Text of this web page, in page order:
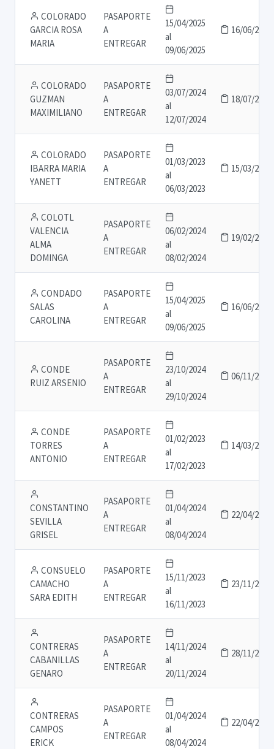
COLORADO
GARCIA ROSA
MARIA
PASAPORTE
A
ENTREGAR
15/04/2025
al
09/06/2025
16/06/2025
COLORADO
GUZMAN
MAXIMILIANO
PASAPORTE
A
ENTREGAR
03/07/2024
al
12/07/2024
18/07/2024
COLORADO
IBARRA MARIA
YANETT
PASAPORTE
A
ENTREGAR
01/03/2023
al
06/03/2023
15/03/2023
COLOTL
VALENCIA
ALMA
DOMINGA
PASAPORTE
A
ENTREGAR
06/02/2024
al
08/02/2024
19/02/2024
CONDADO
SALAS
CAROLINA
PASAPORTE
A
ENTREGAR
15/04/2025
al
09/06/2025
16/06/2025
CONDE
RUIZ ARSENIO
PASAPORTE
A
ENTREGAR
23/10/2024
al
29/10/2024
06/11/2024
CONDE
TORRES
ANTONIO
PASAPORTE
A
ENTREGAR
01/02/2023
al
17/02/2023
14/03/2023
CONSTANTINO
SEVILLA
GRISEL
PASAPORTE
A
ENTREGAR
01/04/2024
al
08/04/2024
22/04/2024
CONSUELO
CAMACHO
SARA EDITH
PASAPORTE
A
ENTREGAR
15/11/2023
al
16/11/2023
23/11/2023
CONTRERAS
CABANILLAS
GENARO
PASAPORTE
A
ENTREGAR
14/11/2024
al
20/11/2024
28/11/2024
CONTRERAS
CAMPOS
ERICK
PASAPORTE
A
ENTREGAR
01/04/2024
al
08/04/2024
22/04/2024